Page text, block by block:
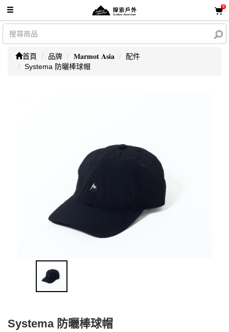
0
首頁 品牌 𝐌𝐚𝐫𝐦𝐨𝐭 𝐀𝐬𝐢𝐚
配件
Systema 防曬棒球帽
Systema 防曬棒球帽